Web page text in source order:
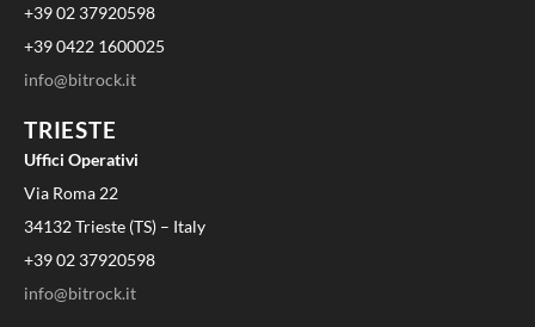
+39 02 37920598
+39 0422 1600025
info@bitrock.it
TRIESTE
Uffici Operativi
Via Roma 22
34132 Trieste (TS) – Italy
+39 02 37920598
info@bitrock.it